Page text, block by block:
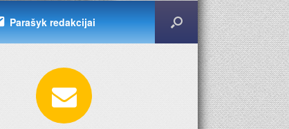
Parašyk redakcijai